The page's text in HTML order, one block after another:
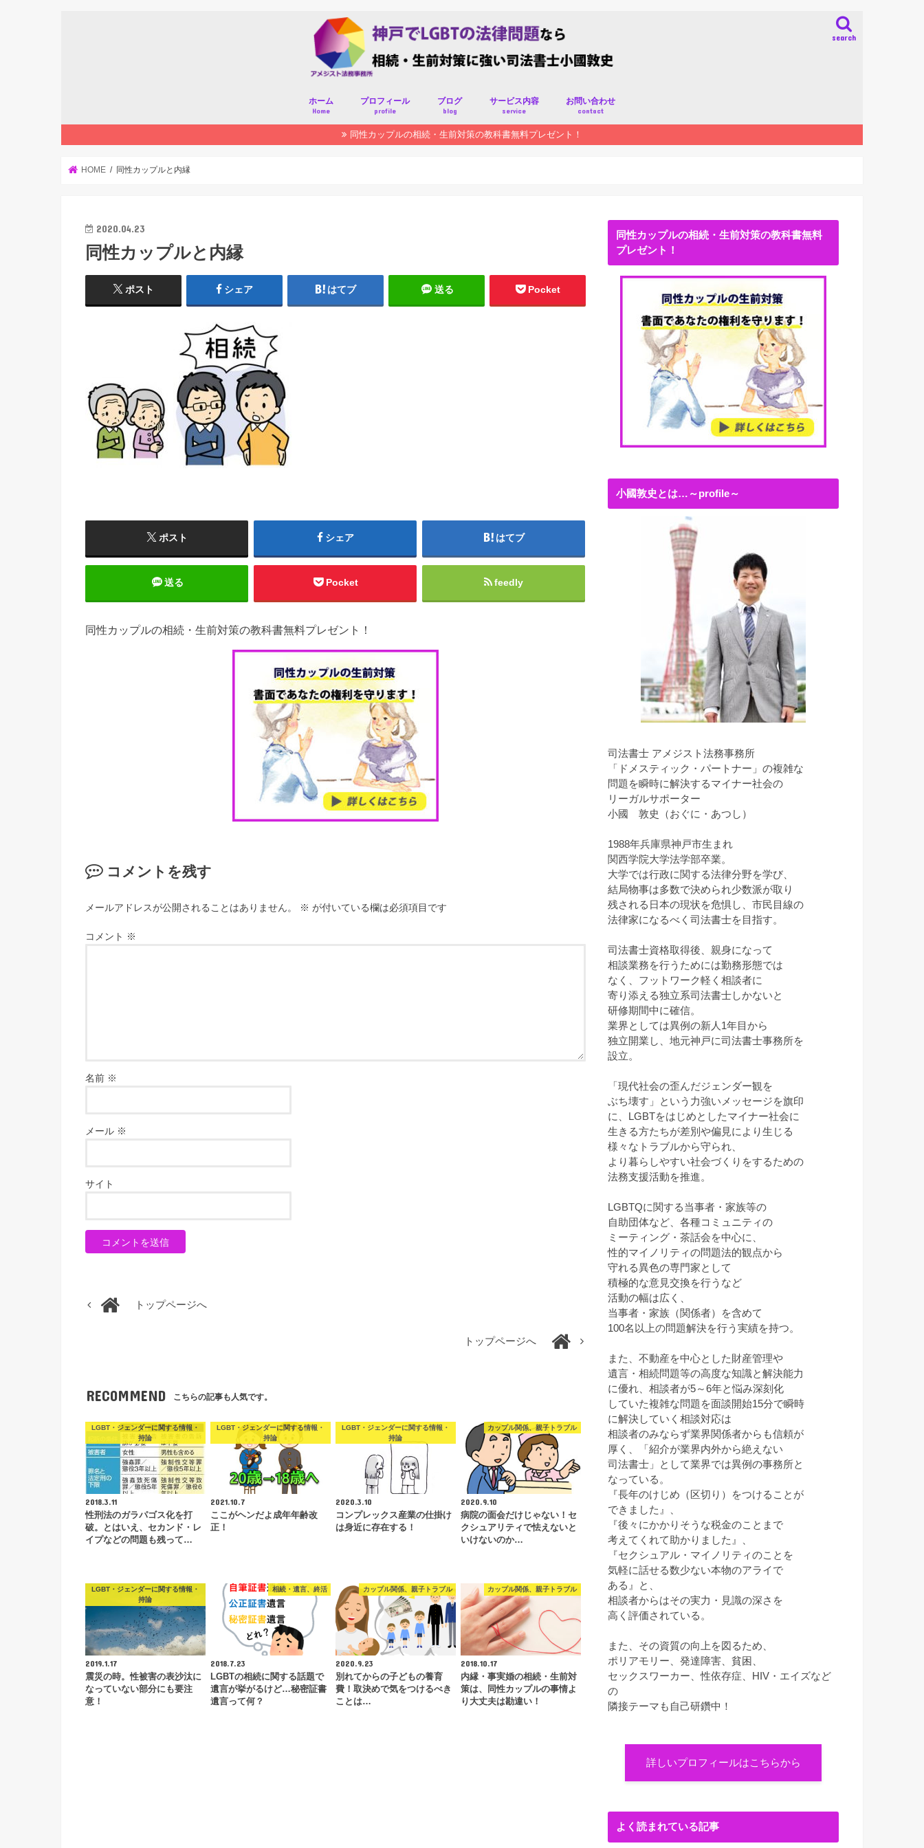
search
ホーム
Home
プロフィール
profile
ブログ
blog
サービス内容
service
お問い合わせ
contact
同性カップルの相続・生前対策の教科書無料プレゼント！
HOME 同性カップルと内縁
2020.04.23
同性カップルと内縁
ポスト シェア はてブ 送る Pocket
ポスト シェア はてブ
送る Pocket feedly
同性カップルの相続・生前対策の教科書無料プレゼント！
コメントを残す
メールアドレスが公開されることはありません。 ※ が付いている欄は必須項目です
コメント ※
名前 ※
メール ※
サイト
トップページへ
トップページへ
RECOMMEND こちらの記事も人気です。
LGBT・ジェンダーに関する情報・
持論
2018.3.11
性刑法のガラパゴス化を打
破。とはいえ、セカンド・レ
イプなどの問題も残って…
LGBT・ジェンダーに関する情報・
持論
2021.10.7
ここがヘンだよ成年年齢改
正！
LGBT・ジェンダーに関する情報・
持論
2020.3.10
コンプレックス産業の仕掛け
は身近に存在する！
カップル関係、親子トラブル
2020.9.10
病院の面会だけじゃない！セ
クシュアリティで怯えないと
いけないのか…
LGBT・ジェンダーに関する情報・
持論
2019.1.17
震災の時。性被害の表沙汰に
なっていない部分にも要注
意！
相続・遺言、終活
2018.7.23
LGBTの相続に関する話題で
遺言が挙がるけど…秘密証書
遺言って何？
カップル関係、親子トラブル
2020.9.23
別れてからの子どもの養育
費！取決めで気をつけるべき
ことは…
カップル関係、親子トラブル
2018.10.17
内縁・事実婚の相続・生前対
策は、同性カップルの事情よ
り大丈夫は勘違い！
同性カップルの相続・生前対策の教科書無料
プレゼント！
小國敦史とは…～profile～
司法書士 アメジスト法務事務所
「ドメスティック・パートナー」の複雑な
問題を瞬時に解決するマイナー社会の
リーガルサポーター
小國 敦史（おぐに・あつし）
1988年兵庫県神戸市生まれ
関西学院大学法学部卒業。
大学では行政に関する法律分野を学び、
結局物事は多数で決められ少数派が取り
残される日本の現状を危惧し、市民目線の
法律家になるべく司法書士を目指す。
司法書士資格取得後、親身になって
相談業務を行うためには勤務形態では
なく、フットワーク軽く相談者に
寄り添える独立系司法書士しかないと
研修期間中に確信。
業界としては異例の新人1年目から
独立開業し、地元神戸に司法書士事務所を
設立。
「現代社会の歪んだジェンダー観を
ぶち壊す」という力強いメッセージを旗印
に、LGBTをはじめとしたマイナー社会に
生きる方たちが差別や偏見により生じる
様々なトラブルから守られ、
より暮らしやすい社会づくりをするための
法務支援活動を推進。
LGBTQに関する当事者・家族等の
自助団体など、各種コミュニティの
ミーティング・茶話会を中心に、
性的マイノリティの問題法的観点から
守れる異色の専門家として
積極的な意見交換を行うなど
活動の幅は広く、
当事者・家族（関係者）を含めて
100名以上の問題解決を行う実績を持つ。
また、不動産を中心とした財産管理や
遺言・相続問題等の高度な知識と解決能力
に優れ、相談者が5～6年と悩み深刻化
していた複雑な問題を面談開始15分で瞬時
に解決していく相談対応は
相談者のみならず業界関係者からも信頼が
厚く、「紹介が業界内外から絶えない
司法書士」として業界では異例の事務所と
なっている。
『長年のけじめ（区切り）をつけることが
できました』、
『後々にかかりそうな税金のことまで
考えてくれて助かりました』、
『セクシュアル・マイノリティのことを
気軽に話せる数少ない本物のアライで
ある』と、
相談者からはその実力・見識の深さを
高く評価されている。
また、その資質の向上を図るため、
ポリアモリー、発達障害、貧困、
セックスワーカー、性依存症、HIV・エイズなど
の
隣接テーマも自己研鑽中！
詳しいプロフィールはこちらから
よく読まれている記事